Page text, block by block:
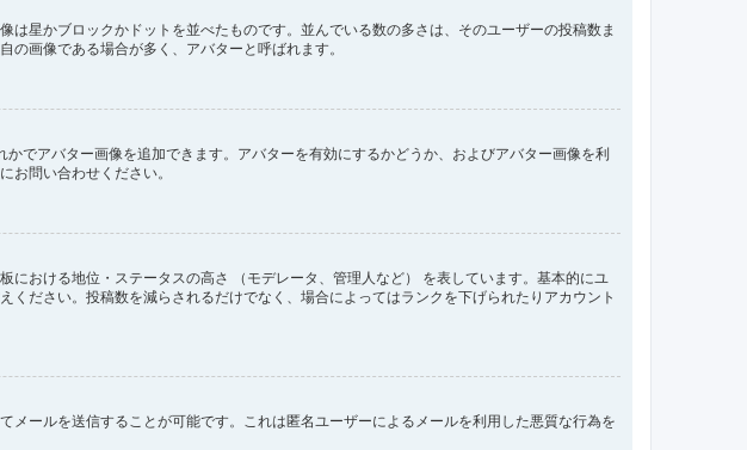
星かブロックかドットを並べたものです。並んでいる数の多さは、そのユーザーの投稿数ま
画像である場合が多く、アバターと呼ばれます。
でアバター画像を追加できます。アバターを有効にするかどうか、およびアバター画像を利
お問い合わせください。
おける地位・ステータスの高さ （モデレータ、管理人など） を表しています。基本的にユ
ださい。投稿数を減らされるだけでなく、場合によってはランクを下げられたりアカウント
ールを送信することが可能です。これは匿名ユーザーによるメールを利用した悪質な行為を